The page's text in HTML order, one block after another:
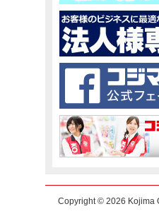
Copyright © 2026 Kojima